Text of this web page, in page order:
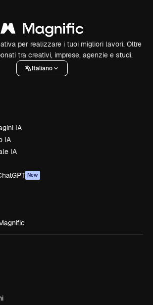
per realizzare i tuoi migliori lavori. Oltre
tra creativi, imprese, agenzie e studi.
Italiano
IA
IA
IA
New